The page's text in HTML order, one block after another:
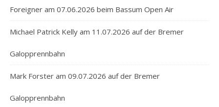
Foreigner am 07.06.2026 beim Bassum Open Air
Michael Patrick Kelly am 11.07.2026 auf der Bremer
Galopprennbahn
Mark Forster am 09.07.2026 auf der Bremer
Galopprennbahn